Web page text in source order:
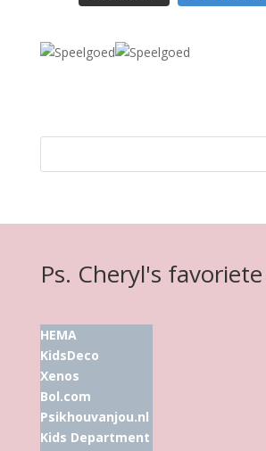
Ps. Cheryl's
HEMA
KidsDeco
Xenos
Bol.com
Psikhouvanjou.nl
Kids Department